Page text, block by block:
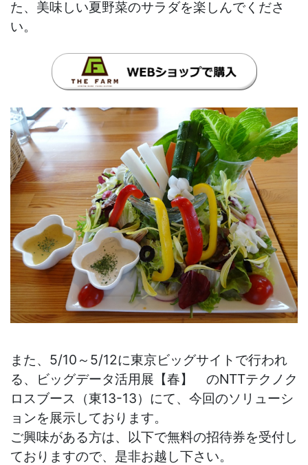
た、美味しい夏野菜のサラダを楽しんでくださ
い。
また、5/10～5/12に東京ビッグサイトで行われ
る、ビッグデータ活用展【春】 のNTTテクノク
ロスブース（東13-13）にて、今回のソリューシ
ョンを展示しております。
ご興味がある方は、以下で無料の招待券を受付し
ておりますので、是非お越し下さい。